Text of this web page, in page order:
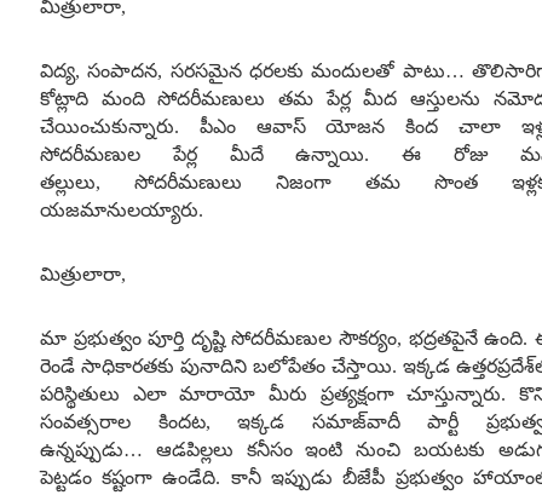
మిత్రులారా,
విద్య,సంపాదన, సరసమైన ధరలకు మందులతో పాటు…
కోట్లాది మంది సోదరీమణులు తమ పేర్ల మీద ఆస్తులను
చేయించుకున్నారు. పీఎం ఆవాస్ యోజన కింద చాలా
సోదరీమణుల పేర్ల మీదే ఉన్నాయి.ఈ రోజు
తల్లులు, సోదరీమణులు నిజంగా తమ సొంత
యజమానులయ్యారు.
మిత్రులారా,
మా ప్రభుత్వం పూర్తి దృష్టి సోదరీమణుల సౌకర్యం, భద్రతపైనే ఉంది.
రెండే సాధికారతకు పునాదిని బలోపేతం చేస్తాయి. ఇక్కడ
పరిస్థితులు ఎలా మారాయో మీరు ప్రత్యక్షంగా చూస్తున్నారు.
సంవత్సరాల కిందట,ఇక్కడ సమాజ్‌వాదీ పార్టీ
ఉన్నప్పుడు… ఆడపిల్లలు కనీసం ఇంటి నుంచి బయటకు
పెట్టడం కష్టంగా ఉండేది. కానీ ఇప్పుడు బీజేపీ ప్రభుత్వం